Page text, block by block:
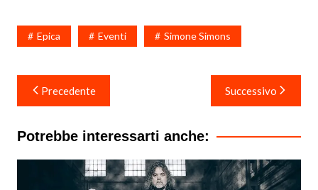
Epica Eventi Simone Simons
Navigazione
articoli
Precedente Successivo
Potrebbe interessarti anche: